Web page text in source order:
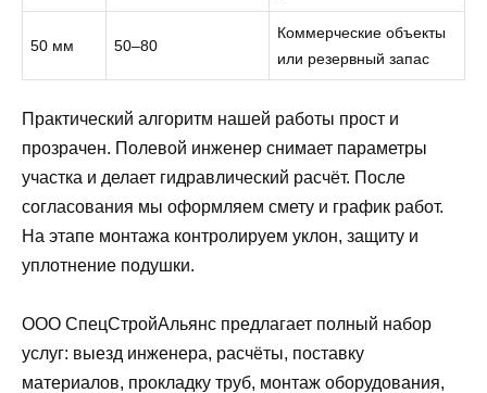
50 мм 50–80
Коммерческие объекты
или резервный запас
Практический алгоритм нашей работы прост и
прозрачен. Полевой инженер снимает параметры
участка и делает гидравлический расчёт. После
согласования мы оформляем смету и график работ.
На этапе монтажа контролируем уклон, защиту и
уплотнение подушки.
ООО СпецСтройАльянс предлагает полный набор
услуг: выезд инженера, расчёты, поставку
материалов, прокладку труб, монтаж оборудования,